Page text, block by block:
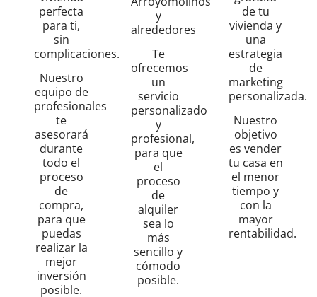
perfecta
para ti,
sin
complicaciones.
Nuestro
equipo de
profesionales
te
asesorará
durante
todo el
proceso
de
compra,
para que
puedas
realizar la
mejor
inversión
posible.
y
alrededores
Te
ofrecemos
un
servicio
personalizado
y
profesional,
para que
el
proceso
de
alquiler
sea lo
más
sencillo y
cómodo
posible.
de tu
vivienda y
una
estrategia
de
marketing
personalizada.
Nuestro
objetivo
es vender
tu casa en
el menor
tiempo y
con la
mayor
rentabilidad.